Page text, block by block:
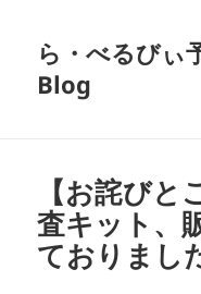
ら・べるびぃ
Blog
【お詫びと
査キット、
ておりまし